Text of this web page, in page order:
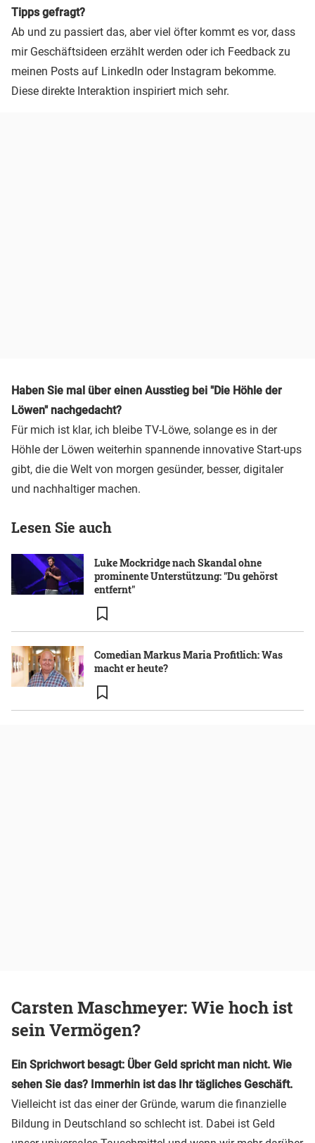
Tipps gefragt?
Ab und zu passiert das, aber viel öfter kommt es vor, dass
mir Geschäftsideen erzählt werden oder ich Feedback zu
meinen Posts auf LinkedIn oder Instagram bekomme.
Diese direkte Interaktion inspiriert mich sehr.
Haben Sie mal über einen Ausstieg bei "Die Höhle der
Löwen" nachgedacht?
Für mich ist klar, ich bleibe TV-Löwe, solange es in der
Höhle der Löwen weiterhin spannende innovative Start-ups
gibt, die die Welt von morgen gesünder, besser, digitaler
und nachhaltiger machen.
Lesen Sie auch
Luke Mockridge nach Skandal ohne
prominente Unterstützung: "Du gehörst
entfernt"
Comedian Markus Maria Profitlich: Was
macht er heute?
Carsten Maschmeyer: Wie hoch ist
sein Vermögen?
Ein Sprichwort besagt: Über Geld spricht man nicht. Wie
sehen Sie das? Immerhin ist das Ihr tägliches Geschäft.
Vielleicht ist das einer der Gründe, warum die finanzielle
Bildung in Deutschland so schlecht ist. Dabei ist Geld